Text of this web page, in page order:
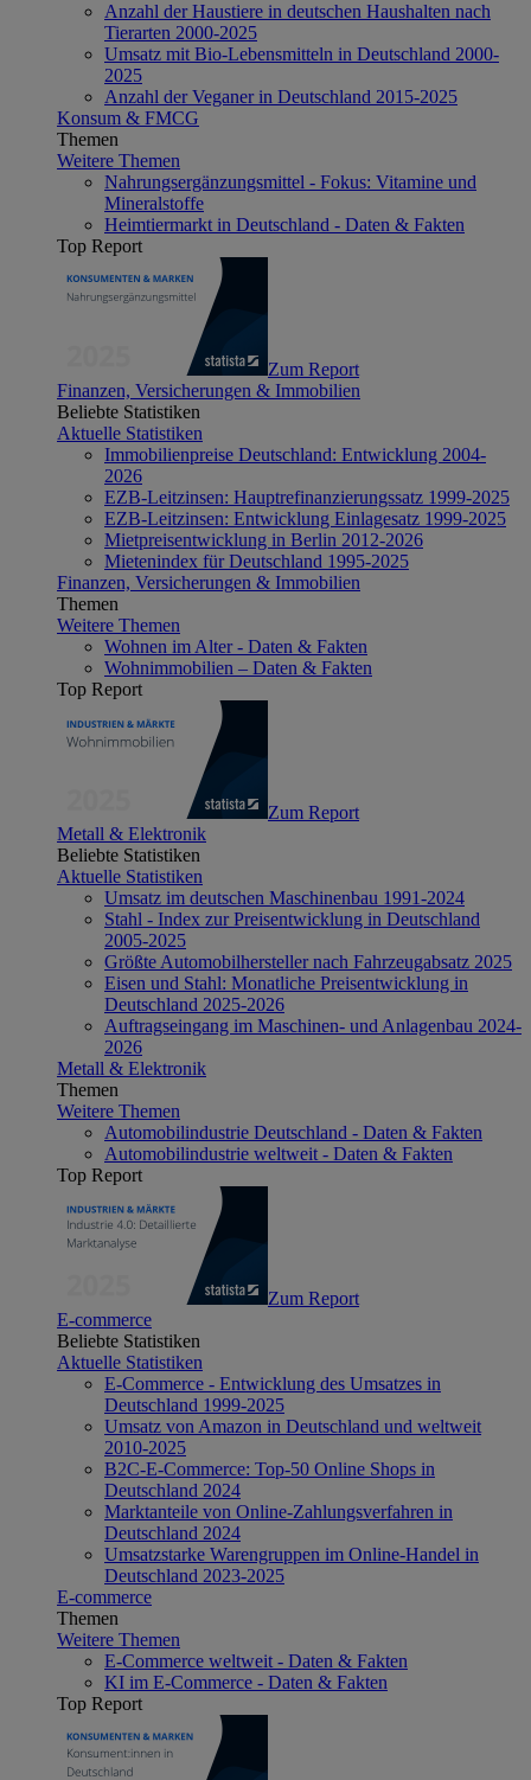
Anzahl der Haustiere in deutschen Haushalten nach
Tierarten 2000-2025
Umsatz mit Bio-Lebensmitteln in Deutschland 2000-
2025
Anzahl der Veganer in Deutschland 2015-2025
Konsum & FMCG
Themen
Weitere Themen
Nahrungsergänzungsmittel - Fokus: Vitamine und
Mineralstoffe
Heimtiermarkt in Deutschland - Daten & Fakten
Top Report
Zum Report
Finanzen, Versicherungen & Immobilien
Beliebte Statistiken
Aktuelle Statistiken
Immobilienpreise Deutschland: Entwicklung 2004-
2026
EZB-Leitzinsen: Hauptrefinanzierungssatz 1999-2025
EZB-Leitzinsen: Entwicklung Einlagesatz 1999-2025
Mietpreisentwicklung in Berlin 2012-2026
Mietenindex für Deutschland 1995-2025
Finanzen, Versicherungen & Immobilien
Themen
Weitere Themen
Wohnen im Alter - Daten & Fakten
Wohnimmobilien – Daten & Fakten
Top Report
Zum Report
Metall & Elektronik
Beliebte Statistiken
Aktuelle Statistiken
Umsatz im deutschen Maschinenbau 1991-2024
Stahl - Index zur Preisentwicklung in Deutschland
2005-2025
Größte Automobilhersteller nach Fahrzeugabsatz 2025
Eisen und Stahl: Monatliche Preisentwicklung in
Deutschland 2025-2026
Auftragseingang im Maschinen- und Anlagenbau 2024-
2026
Metall & Elektronik
Themen
Weitere Themen
Automobilindustrie Deutschland - Daten & Fakten
Automobilindustrie weltweit - Daten & Fakten
Top Report
Zum Report
E-commerce
Beliebte Statistiken
Aktuelle Statistiken
E-Commerce - Entwicklung des Umsatzes in
Deutschland 1999-2025
Umsatz von Amazon in Deutschland und weltweit
2010-2025
B2C-E-Commerce: Top-50 Online Shops in
Deutschland 2024
Marktanteile von Online-Zahlungsverfahren in
Deutschland 2024
Umsatzstarke Warengruppen im Online-Handel in
Deutschland 2023-2025
E-commerce
Themen
Weitere Themen
E-Commerce weltweit - Daten & Fakten
KI im E-Commerce - Daten & Fakten
Top Report